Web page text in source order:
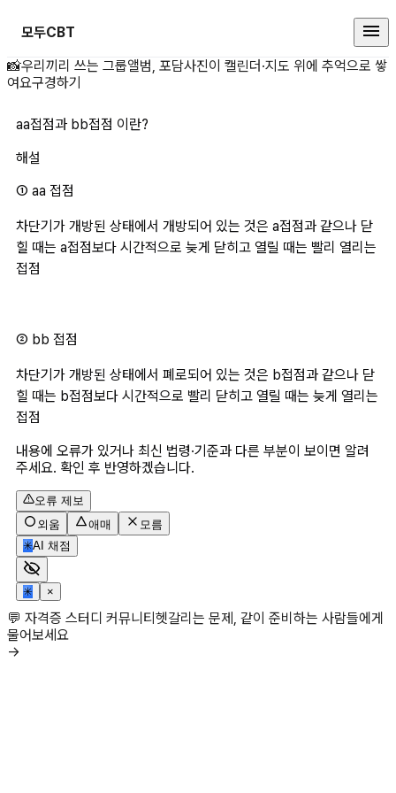
모두CBT
aa접점과 bb접점 이란? 상세 페이
📸우리끼리 쓰는 그룹앨범, 포담사진이 캘린더·지도 위에 추억으로 쌓
여요구경하기
aa접점과 bb접점 이란?
해설
① aa 접점
차단기가 개방된 상태에서 개방되어 있는 것은 a접점과 같으나 닫
힐 때는 a접점보다 시간적으로 늦게 닫히고 열릴 때는 빨리 열리는
접점
② bb 접점
차단기가 개방된 상태에서 폐로되어 있는 것은 b접점과 같으나 닫
힐 때는 b접점보다 시간적으로 빨리 닫히고 열릴 때는 늦게 열리는
접점
내용에 오류가 있거나 최신 법령·기준과 다른 부분이 보이면 알려
주세요. 확인 후 반영하겠습니다.
오류 제보
외움
애매
모름
✳AI 채점
✳ ×
💬 자격증 스터디 커뮤니티헷갈리는 문제, 같이 준비하는 사람들에게
물어보세요
→